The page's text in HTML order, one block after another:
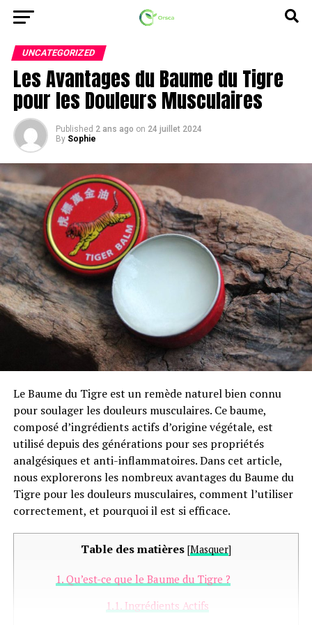
UNCATEGORIZED
Les Avantages du Baume du Tigre
pour les Douleurs Musculaires
Published 2 ans ago on 24 juillet 2024
By Sophie
Le Baume du Tigre est un remède naturel bien connu
pour soulager les douleurs musculaires. Ce baume,
composé d’ingrédients actifs d’origine végétale, est
utilisé depuis des générations pour ses propriétés
analgésiques et anti-inflammatoires. Dans cet article,
nous explorerons les nombreux avantages du Baume du
Tigre pour les douleurs musculaires, comment l’utiliser
correctement, et pourquoi il est si efficace.
Table des matières [Masquer]
1.Qu’est-ce que le Baume du Tigre ?
1.1. Ingrédients Actifs